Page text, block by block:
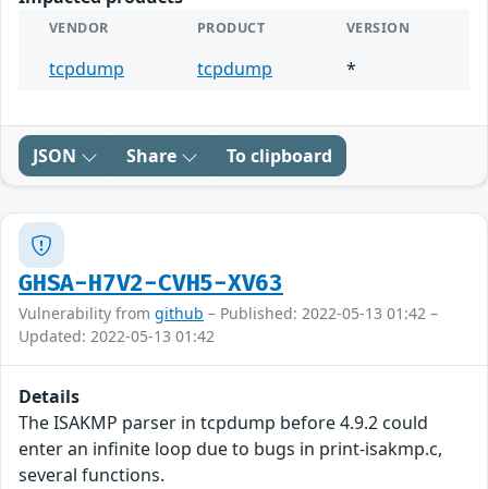
VENDOR PRODUCT VERSION
tcpdump tcpdump *
JSON Share To clipboard
GHSA-H7V2-CVH5-XV63
Vulnerability from github – Published: 2022-05-13 01:42 –
Updated: 2022-05-13 01:42
Details
The ISAKMP parser in tcpdump before 4.9.2 could
enter an infinite loop due to bugs in print-isakmp.c,
several functions.